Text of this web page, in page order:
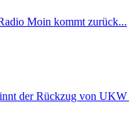
Moin kommt zurück...
der Rückzug von UKW